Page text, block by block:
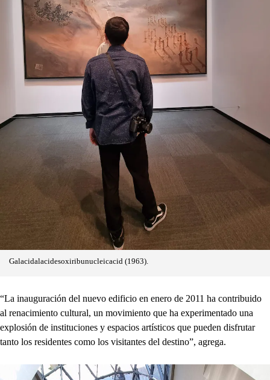
Galacidalacidesoxiribunucleicacid (1963).
“La inauguración del nuevo edificio en enero de 2011 ha contribuido
al renacimiento cultural, un movimiento que ha experimentado una
explosión de instituciones y espacios artísticos que pueden disfrutar
tanto los residentes como los visitantes del destino”, agrega.